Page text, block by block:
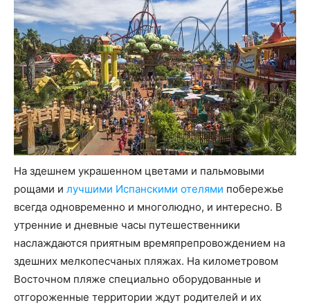
На здешнем украшенном цветами и пальмовыми
рощами и лучшими Испанскими отелями побережье
всегда одновременно и многолюдно, и интересно. В
утренние и дневные часы путешественники
наслаждаются приятным времяпрепровождением на
здешних мелкопесчаных пляжах. На километровом
Восточном пляже специально оборудованные и
отгороженные территории ждут родителей и их